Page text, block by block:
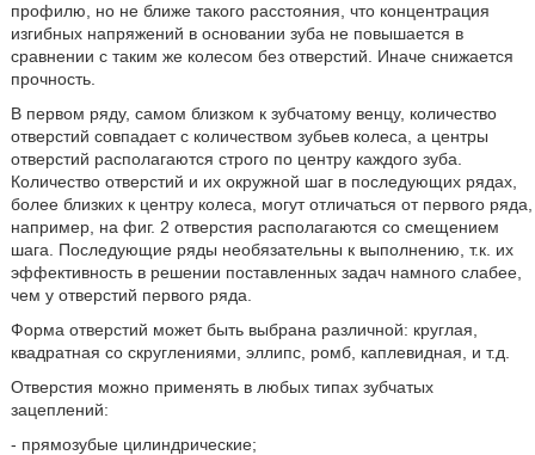
профилю, но не ближе такого расстояния, что концентрация
изгибных напряжений в основании зуба не повышается в
сравнении с таким же колесом без отверстий. Иначе снижается
прочность.
В первом ряду, самом близком к зубчатому венцу, количество
отверстий совпадает с количеством зубьев колеса, а центры
отверстий располагаются строго по центру каждого зуба.
Количество отверстий и их окружной шаг в последующих рядах,
более близких к центру колеса, могут отличаться от первого ряда,
например, на фиг. 2 отверстия располагаются со смещением
шага. Последующие ряды необязательны к выполнению, т.к. их
эффективность в решении поставленных задач намного слабее,
чем у отверстий первого ряда.
Форма отверстий может быть выбрана различной: круглая,
квадратная со скруглениями, эллипс, ромб, каплевидная, и т.д.
Отверстия можно применять в любых типах зубчатых
зацеплений:
- прямозубые цилиндрические;